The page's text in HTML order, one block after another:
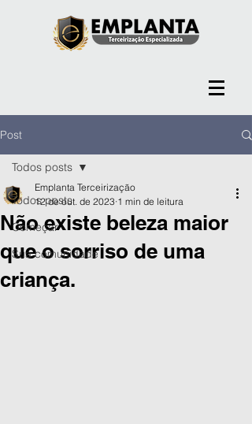
Post
Todos posts
Começar
Sua comunidade
Todos posts
Não existe beleza maior
que o sorriso de uma
criança.
Emplanta Terceirização
12 de out. de 2023 1 min de leitura